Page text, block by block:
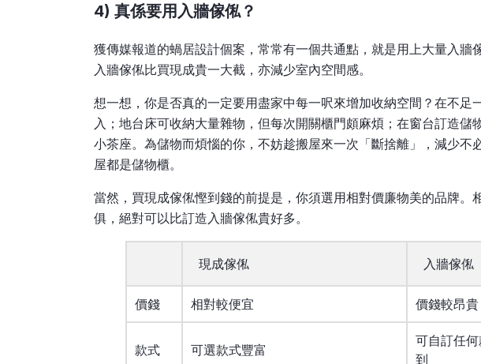
4) 真係要用入牆傢俬？
獲傳媒報道的蝸居設計個案，常常有一個共通點，就是用上大量入牆
入牆傢俬比買現成貴一大截，亦減少室內空間感。
想一想，你是否真的一定要用盡家中每一呎來增加收納空間？在不足
入；地台床可收納大量雜物，但每次開關櫃門頗麻煩；在窗台訂造儲
小茶座。為儲物而煩惱的你，不妨趁搬屋來一次「斷捨離」，減少不
屋都是儲物櫃。
當然，買現成傢俬慳到錢的前提是，你須選用相對價廉物美的品牌。
俱，絕對可以比訂造入牆傢俬貴好多。
現成傢俬 入牆傢俬
價錢 相對較便宜 價錢較昂貴
款式 可選款式豐富
可自訂任
到